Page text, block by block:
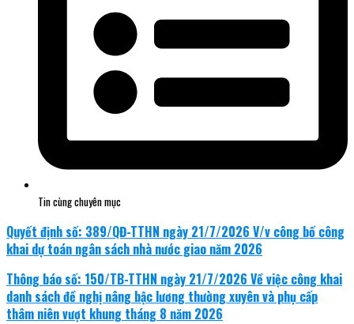
Tin cùng chuyên mục
Quyết định số: 389/QĐ-TTHN ngày 21/7/2026 V/v công bố công
khai dự toán ngân sách nhà nước giao năm 2026
Thông báo số: 150/TB-TTHN ngày 21/7/2026 Về việc công khai
danh sách đề nghị nâng bậc lương thường xuyên và phụ cấp
thâm niên vượt khung tháng 8 năm 2026